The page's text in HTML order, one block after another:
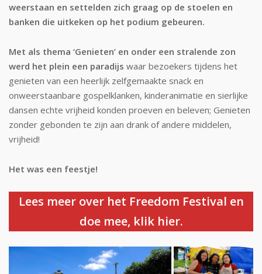
weerstaan en settelden zich graag op de stoelen en
banken die uitkeken op het podium gebeuren.
Met als thema ‘Genieten’ en onder een stralende zon
werd het plein een paradijs waar bezoekers tijdens het
genieten van een heerlijk zelfgemaakte snack en
onweerstaanbare gospelklanken, kinderanimatie en sierlijke
dansen echte vrijheid konden proeven en beleven; Genieten
zonder gebonden te zijn aan drank of andere middelen,
vrijheid!
Het was een feestje!
Lees meer over het Freedom Festival en
doe mee, klik hier.